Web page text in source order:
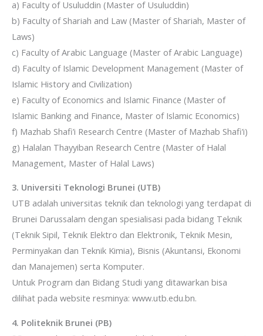
a) Faculty of Usuluddin (Master of Usuluddin)
b) Faculty of Shariah and Law (Master of Shariah, Master of
Laws)
c) Faculty of Arabic Language (Master of Arabic Language)
d) Faculty of Islamic Development Management (Master of
Islamic History and Civilization)
e) Faculty of Economics and Islamic Finance (Master of
Islamic Banking and Finance, Master of Islamic Economics)
f) Mazhab Shafi’i Research Centre (Master of Mazhab Shafi’i)
g) Halalan Thayyiban Research Centre (Master of Halal
Management, Master of Halal Laws)
3. Universiti Teknologi Brunei (UTB)
UTB adalah universitas teknik dan teknologi yang terdapat di
Brunei Darussalam dengan spesialisasi pada bidang Teknik
(Teknik Sipil, Teknik Elektro dan Elektronik, Teknik Mesin,
Perminyakan dan Teknik Kimia), Bisnis (Akuntansi, Ekonomi
dan Manajemen) serta Komputer.
Untuk Program dan Bidang Studi yang ditawarkan bisa
dilihat pada website resminya: www.utb.edu.bn.
4. Politeknik Brunei (PB)